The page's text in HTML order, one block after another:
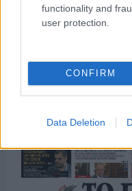
functionality and
user protection.
CONFIRM
Data Deletion